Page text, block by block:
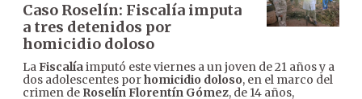
Caso Roselín: Fiscalía imputa
a tres detenidos por
homicidio doloso
LaFiscalíaimputó este viernes a un joven de 21 años y a
dos adolescentes porhomicidio doloso, en el marco del
crimen de Roselín Florentín Gómez, de 14 años,